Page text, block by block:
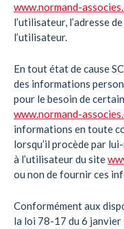
www.normand-
l’utilisateur, l’adresse
l’utilisateur.
En tout état de cause
des informations
pour le besoin de
www.normand-
informations en toute
lorsqu’il procède par
à l’utilisateur du site
ou non de fournir ces
Conformément aux
la loi 78-17 du 6